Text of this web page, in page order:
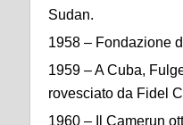
Sudan.
1958 – Fondazione
1959 – A Cuba,
rovesciato da Fidel
1960 – Il Camerun